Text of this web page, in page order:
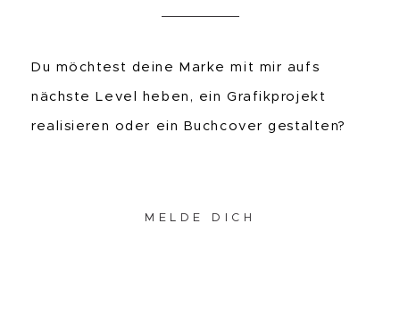
Du möchtest deine Marke mit mir aufs
nächste Level heben, ein Grafikprojekt
realisieren oder ein Buchcover gestalten?
MELDE DICH